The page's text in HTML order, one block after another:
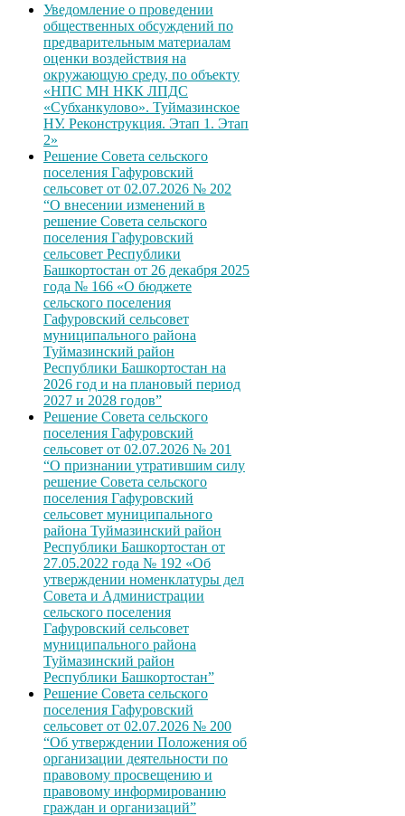
Уведомление о проведении
общественных обсуждений по
предварительным материалам
оценки воздействия на
окружающую среду, по объекту
«НПС МН НКК ЛПДС
«Субханкулово». Туймазинское
НУ. Реконструкция. Этап 1. Этап
2»
Решение Совета сельского
поселения Гафуровский
сельсовет от 02.07.2026 № 202
“О внесении изменений в
решение Совета сельского
поселения Гафуровский
сельсовет Республики
Башкортостан от 26 декабря 2025
года № 166 «О бюджете
сельского поселения
Гафуровский сельсовет
муниципального района
Туймазинский район
Республики Башкортостан на
2026 год и на плановый период
2027 и 2028 годов”
Решение Совета сельского
поселения Гафуровский
сельсовет от 02.07.2026 № 201
“О признании утратившим силу
решение Совета сельского
поселения Гафуровский
сельсовет муниципального
района Туймазинский район
Республики Башкортостан от
27.05.2022 года № 192 «Об
утверждении номенклатуры дел
Совета и Администрации
сельского поселения
Гафуровский сельсовет
муниципального района
Туймазинский район
Республики Башкортостан”
Решение Совета сельского
поселения Гафуровский
сельсовет от 02.07.2026 № 200
“Об утверждении Положения об
организации деятельности по
правовому просвещению и
правовому информированию
граждан и организаций”